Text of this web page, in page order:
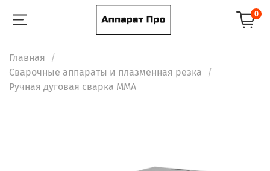
0
Главная
Сварочные аппараты и плазменная резка
Ручная дуговая сварка ММА